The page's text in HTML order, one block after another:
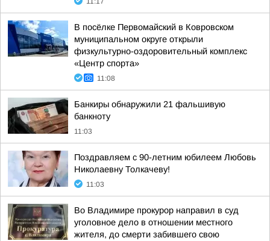
В посёлке Первомайский в Ковровском
муниципальном округе открыли
физкультурно-оздоровительный комплекс
«Центр спорта»
11:08
Банкиры обнаружили 21 фальшивую
банкноту
11:03
Поздравляем с 90-летним юбилеем Любовь
Николаевну Толкачеву!
11:03
Во Владимире прокурор направил в суд
уголовное дело в отношении местного
жителя, до смерти забившего свою